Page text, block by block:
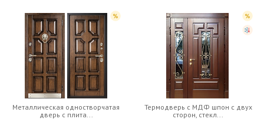
Металлическая одностворчатая
дверь c плита...
Термодверь c МДФ шпон с двух
сторон, стекл...